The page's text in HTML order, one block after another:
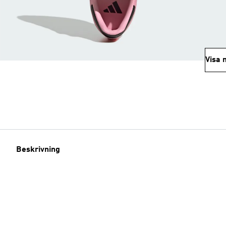
Visa
Beskrivning